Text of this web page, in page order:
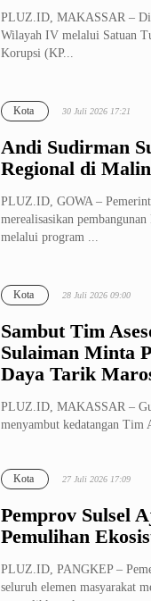
PLUZ.ID, MAKASSAR –
Wilayah IV melalui Satuan
Korupsi (KP...
Andi Sudirman
Regional di
Kota 30 Juli 2026 17:21
PLUZ.ID, GOWA –
merealisasikan
melalui program ...
Sambut Tim
Sulaiman Minta
Daya Tarik
Kota 28 Juli 2026 09:00
PLUZ.ID, MAKASSAR –
menyambut kedatangan Tim
Pemprov Sulsel
Pemulihan
Kota 27 Juli 2026 17:09
PLUZ.ID, PANGKEP –
seluruh elemen masyarakat